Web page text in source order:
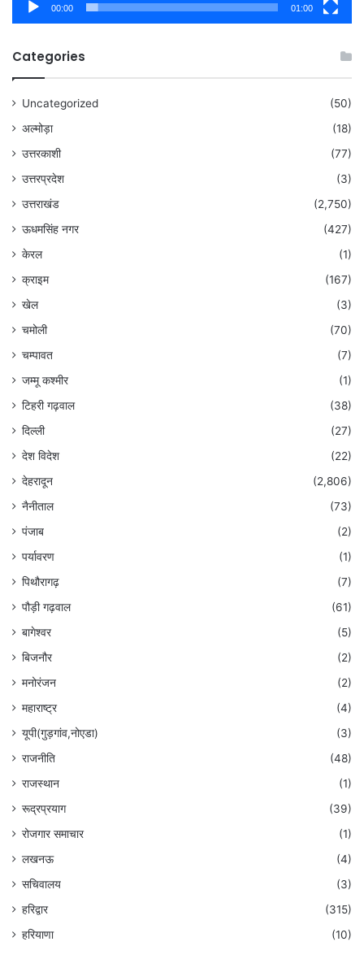
00:00 01:00
Categories
Uncategorized
(50)
अल्मोड़ा
(18)
उत्तरकाशी
(77)
उत्तरप्रदेश
(3)
उत्तराखंड
(2,750)
ऊधमसिंह नगर
(427)
केरल
(1)
क्राइम
(167)
खेल
(3)
चमोली
(70)
चम्पावत
(7)
जम्मू कश्मीर
(1)
टिहरी गढ़वाल
(38)
दिल्ली
(27)
देश विदेश
(22)
देहरादून
(2,806)
नैनीताल
(73)
पंजाब
(2)
पर्यावरण
(1)
पिथौरागढ़
(7)
पौड़ी गढ़वाल
(61)
बागेश्वर
(5)
बिजनौर
(2)
मनोरंजन
(2)
महाराष्ट्र
(4)
यूपी(गुड़गांव,नोएडा)
(3)
राजनीति
(48)
राजस्थान
(1)
रूद्रप्रयाग
(39)
रोजगार समाचार
(1)
लखनऊ
(4)
सचिवालय
(3)
हरिद्वार
(315)
हरियाणा
(10)